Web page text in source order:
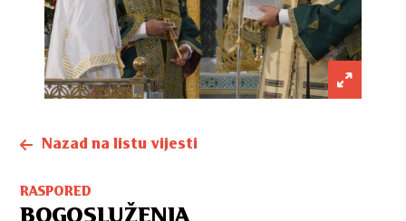
Nazad na listu vijesti
RASPORED